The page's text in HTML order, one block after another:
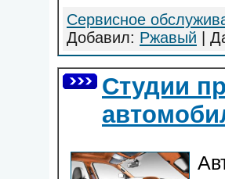
Сервисное
Добавил: Ржавый |
Студии